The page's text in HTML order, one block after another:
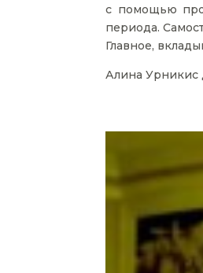
с помощью
периода.
Главное,
Алина Урникис